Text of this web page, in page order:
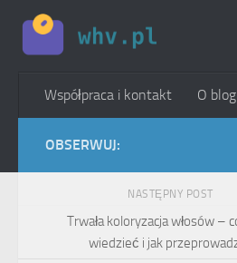
Skip to content
Współpraca i kontakt O
OBSERWUJ:
NASTĘPNY POST
Trwała koloryzacja włosów –
wiedzieć i jak